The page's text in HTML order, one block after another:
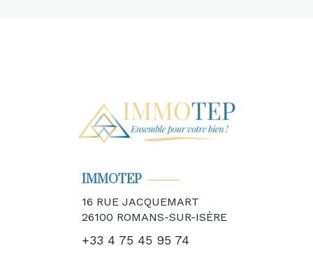
IMMOTEP
16 RUE JACQUEMART
26100 ROMANS-SUR-ISÈRE
+33 4 75 45 95 74